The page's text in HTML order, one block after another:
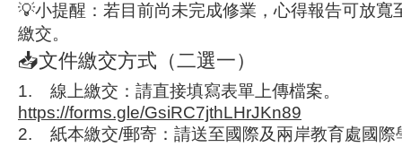
💡小提醒：若目前尚未完成修業，心得報告可放寬
繳交。
📥文件繳交方式（二選一）
1. 線上繳交： 請直接填寫表單上傳檔案。
https://forms.gle/GsiRC7jthLHrJKn89
2. 紙本繳交/郵寄： 請送至國際及兩岸教育處國